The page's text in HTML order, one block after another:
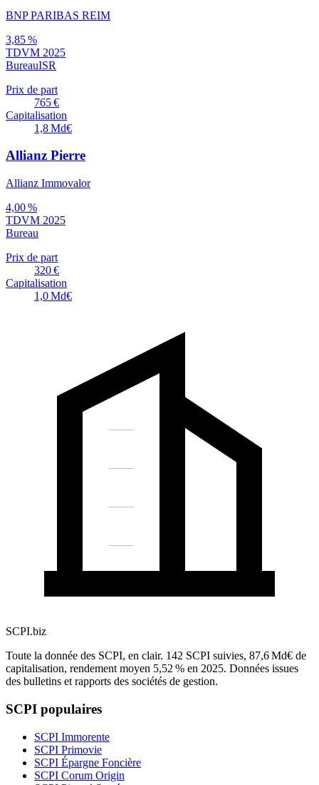
BNP PARIBAS REIM
3,85 %
TDVM 2025
BureauISR
Prix de part
765 €
Capitalisation
1,8 Md€
Allianz Pierre
Allianz Immovalor
4,00 %
TDVM 2025
Bureau
Prix de part
320 €
Capitalisation
1,0 Md€
SCPI.biz
Toute la donnée des SCPI, en clair. 142 SCPI suivies, 87,6 Md€ de
capitalisation, rendement moyen 5,52 % en 2025. Données issues
des bulletins et rapports des sociétés de gestion.
SCPI populaires
SCPI Immorente
SCPI Primovie
SCPI Épargne Foncière
SCPI Corum Origin